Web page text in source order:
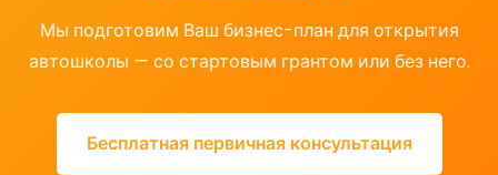
Мы подготовим Ваш бизнес-план для открытия
автошколы — со стартовым грантом или без него.
Бесплатная первичная консультация